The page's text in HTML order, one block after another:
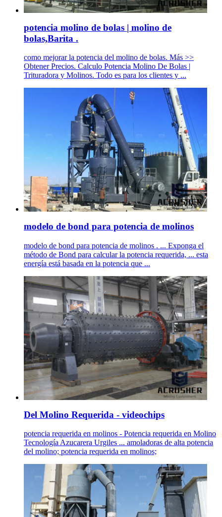
potencia molino de bolas | molino de
bolas,Barita .
como mejorar la potencia del molino de bolas. Más >>
Obtener Precios. Calculo Potencia Molino De Bolas |
Trituradora y Molinos. Todo es para los clientes y ...
modelo de bond para potencia de molinos
modelo de bond para potencia de molinos . ... Exponga el
método de Bond para calcular la potencia requerida, ... esta
energía está basada en la potencia que ...
Del Molino Requerida - videochips
potencia requerida en molinos - Potencia requerida en Molino
Tecnología Azucarera Urgiles ... amoladoras de alta potencia
del molino; potencia requerida en molinos;